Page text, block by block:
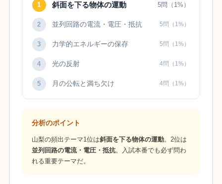
1 斜面を下る物体の運動 5問（1%）
2 並列回路の電流・電圧・抵抗 5問（1%）
3 力学的エネルギーの保存 5問（1%）
4 光の反射 4問（1%）
5 月の公転と満ち欠け 4問（1%）
分析のポイント
山梨の頻出テーマ1位は斜面を下る物体の運動。2位は
並列回路の電流・電圧・抵抗。入試本番でも必ず問わ
れる重要テーマだ。